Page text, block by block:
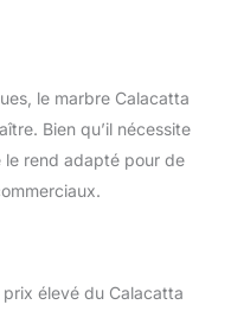
le marbre Calacatta
Bien qu’il nécessite
le rend adapté pour de
élevé du Calacatta